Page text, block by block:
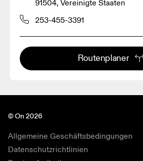
91504, Vereinigte Staaten
253-455-3391
Routenplaner
© On 2026
Allgemeine Geschäftsbedingungen
Datenschutzrichtlinien